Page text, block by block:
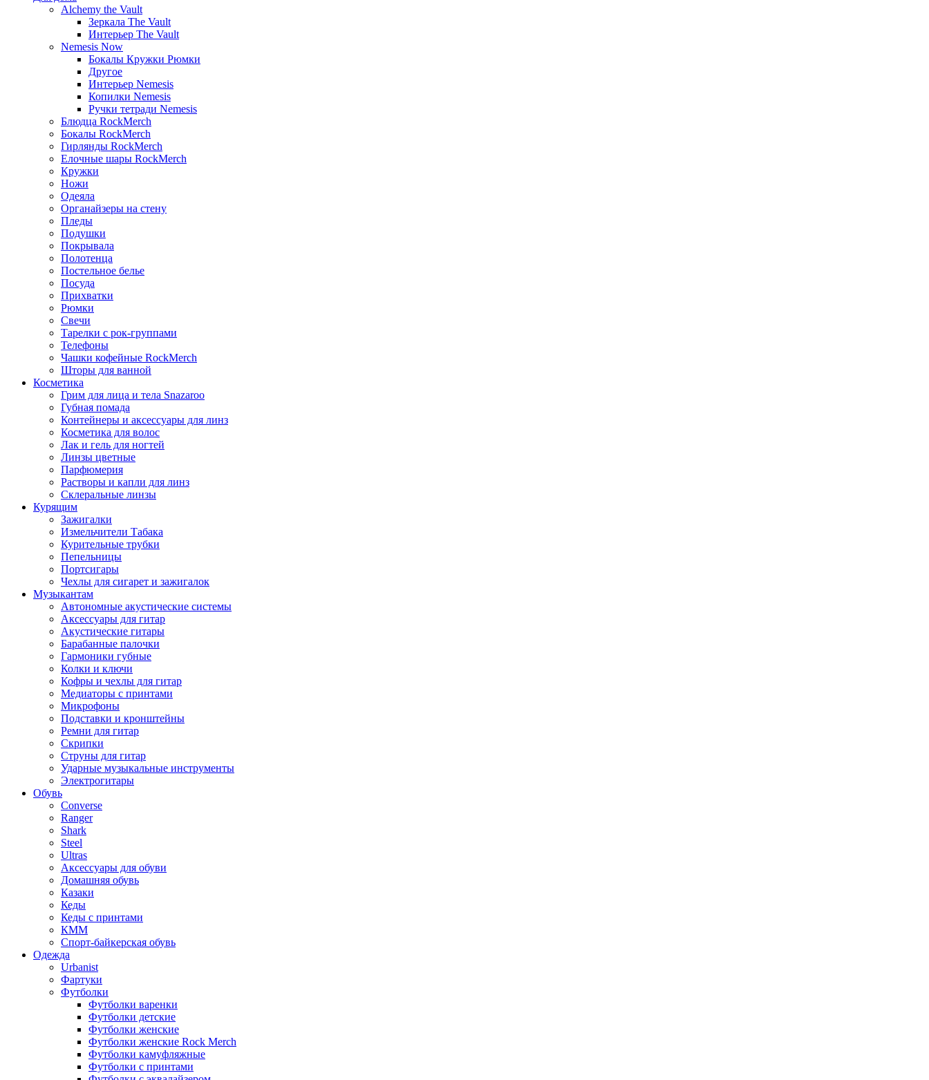
Alchemy the Vault
Зеркала The Vault
Интерьер The Vault
Nemesis Now
Бокалы Кружки Рюмки
Другое
Интерьер Nemesis
Копилки Nemesis
Ручки тетради Nemesis
Блюдца RockMerch
Бокалы RockMerch
Гирлянды RockMerch
Елочные шары RockMerch
Кружки
Ножи
Одеяла
Органайзеры на стену
Пледы
Подушки
Покрывала
Полотенца
Постельное белье
Посуда
Прихватки
Рюмки
Свечи
Тарелки с рок-группами
Телефоны
Чашки кофейные RockMerch
Шторы для ванной
Косметика
Грим для лица и тела Snazaroo
Губная помада
Контейнеры и аксессуары для линз
Косметика для волос
Лак и гель для ногтей
Линзы цветные
Парфюмерия
Растворы и капли для линз
Склеральные линзы
Курящим
Зажигалки
Измельчители Табака
Курительные трубки
Пепельницы
Портсигары
Чехлы для сигарет и зажигалок
Музыкантам
Автономные акустические системы
Аксессуары для гитар
Акустические гитары
Барабанные палочки
Гармоники губные
Колки и ключи
Кофры и чехлы для гитар
Медиаторы с принтами
Микрофоны
Подставки и кронштейны
Ремни для гитар
Скрипки
Струны для гитар
Ударные музыкальные инструменты
Электрогитары
Обувь
Converse
Ranger
Shark
Steel
Ultras
Аксессуары для обуви
Домашняя обувь
Казаки
Кеды
Кеды с принтами
КММ
Спорт-байкерская обувь
Одежда
Urbanist
Фартуки
Футболки
Футболки варенки
Футболки детские
Футболки женские
Футболки женские Rock Merch
Футболки камуфляжные
Футболки с принтами